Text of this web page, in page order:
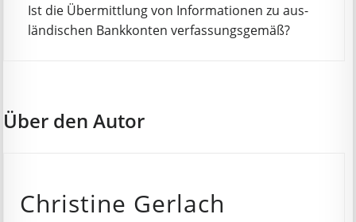
Ist die Über­mitt­lung von In­for­mat­ion­en zu aus­
länd­isch­en Bank­kont­en ver­fass­ungs­ge­mäß?
Über den Autor
Christine Gerlach